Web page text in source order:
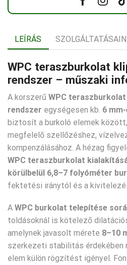
Facebook
LEÍRÁS
WPC teraszburkolat
rendszer – műszaki
A korszerű WPC
rendszer egységesen kb. 6
biztosít a burkoló elemek
megfelelő szellőzéshez,
kompenzálásához. A hézag
WPC teraszburkolat
körülbelül 6,8–7 folyóméter
fektetési iránytól és a
A WPC burkolat telepítése
toldásoknál is kötelező
amelynek javasolt mérete 8–10
szerkezeti stabilitás érdekében
elem külön rögzítést igényel.